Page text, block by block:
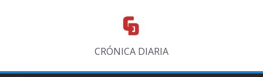
CRÓNICA DIARIA